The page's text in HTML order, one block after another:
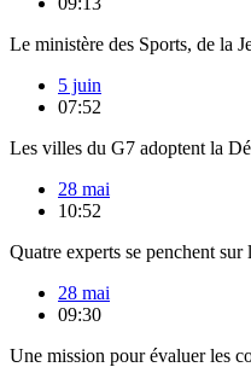
Le ministère des Sports, de la
5 juin
07:52
Les villes du G7 adoptent la
28 mai
10:52
Quatre experts se penchent
28 mai
09:30
Une mission pour évaluer les